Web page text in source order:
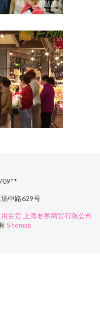
中路629号
用百货 上海君蓄商贸有限公司
Sitemap